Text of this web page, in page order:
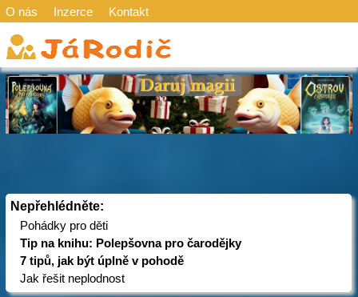
O nás Inzerce Kontakt
Nepřehlédněte:
Pohádky pro děti
Tip na knihu: Polepšovna pro čarodějky
7 tipů, jak být úplně v pohodě
Jak řešit neplodnost